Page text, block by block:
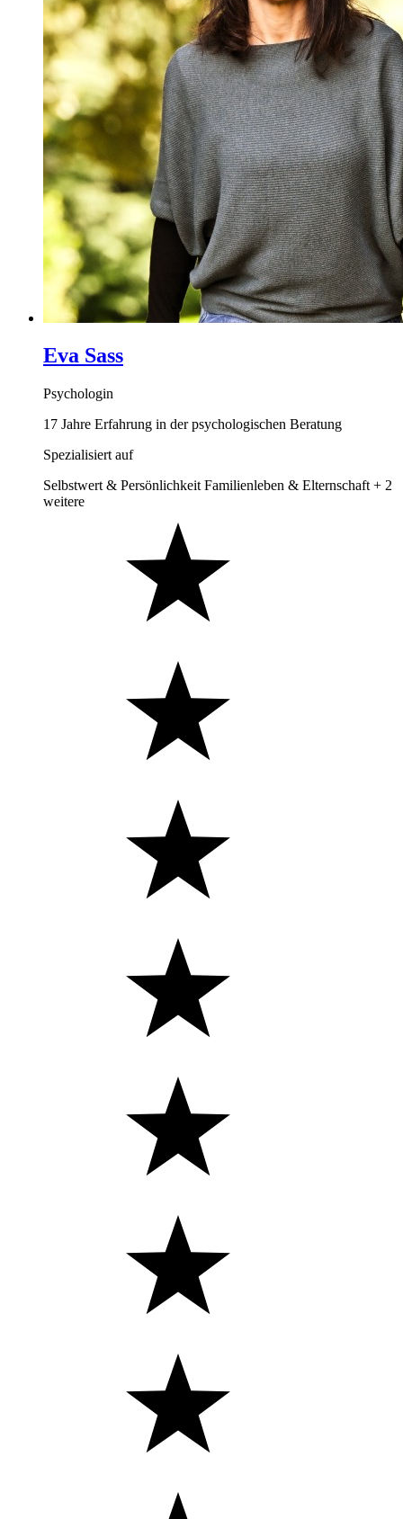
Eva Sass
Psychologin
17 Jahre Erfahrung in der psychologischen Beratung
Spezialisiert auf
Selbstwert & Persönlichkeit Familienleben & Elternschaft + 2
weitere